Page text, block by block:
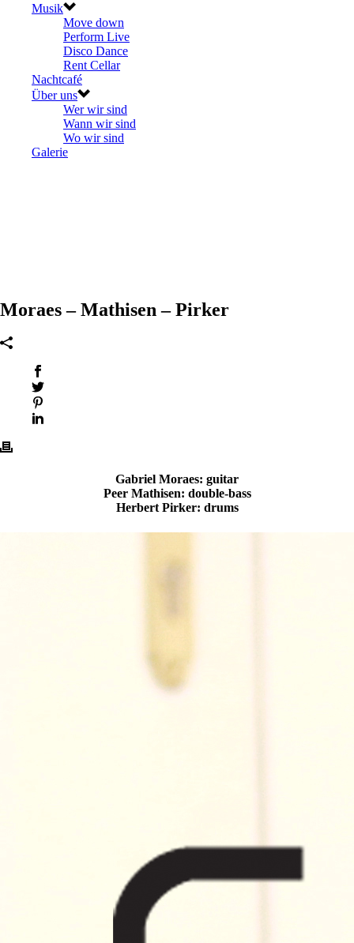
Musik
Move down
Perform Live
Disco Dance
Rent Cellar
Nachtcafé
Über uns
Wer wir sind
Wann wir sind
Wo wir sind
Galerie
Moraes – Mathisen – Pirker
Gabriel Moraes: guitar
Peer Mathisen: double-bass
Herbert Pirker: drums